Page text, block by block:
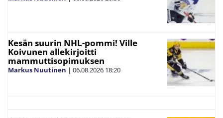
Kesän suurin NHL-pommi! Ville
Koivunen allekirjoitti
mammuttisopimuksen
Markus Nuutinen | 06.08.2026 18:20